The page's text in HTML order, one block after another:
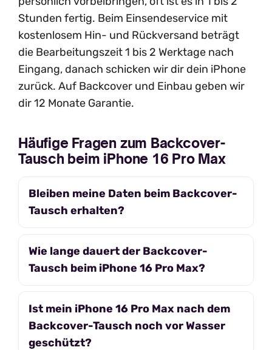
Stunden fertig. Beim Einsendeservice mit
kostenlosem Hin- und Rückversand beträgt
die Bearbeitungszeit 1 bis 2 Werktage nach
Eingang, danach schicken wir dir dein iPhone
zurück. Auf Backcover und Einbau geben wir
dir 12 Monate Garantie.
Häufige Fragen zum Backcover-
Tausch beim iPhone 16 Pro Max
Bleiben meine Daten beim Backcover-
Tausch erhalten?
Wie lange dauert der Backcover-
Tausch beim iPhone 16 Pro Max?
Ist mein iPhone 16 Pro Max nach dem
Backcover-Tausch noch vor Wasser
geschützt?